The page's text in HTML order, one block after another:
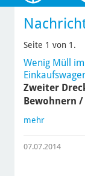
Seite 1 von 1.
Wenig Müll
Zweiter
Bewohnern
mehr
07.07.2014